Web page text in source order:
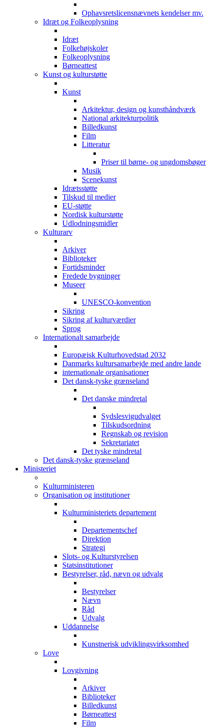
Ophavsretslicensnævnets kendelser mv.
Idræt og Folkeoplysning
Idræt
Folkehøjskoler
Folkeoplysning
Børneattest
Kunst og kulturstøtte
Kunst
Arkitektur, design og kunsthåndværk
National arkitekturpolitik
Billedkunst
Film
Litteratur
Priser til børne- og ungdomsbøger
Musik
Scenekunst
Idrætsstøtte
Tilskud til medier
EU-støtte
Nordisk kulturstøtte
Udlodningsmidler
Kulturarv
Arkiver
Biblioteker
Fortidsminder
Fredede bygninger
Museer
UNESCO-konvention
Sikring
Sikring af kulturværdier
Sprog
Internationalt samarbejde
Europæisk Kulturhovedstad 2032
Danmarks kultursamarbejde med andre lande
internationale organisationer
Det dansk-tyske grænseland
Det danske mindretal
Sydslesvigudvalget
Tilskudsordning
Regnskab og revision
Sekretariatet
Det tyske mindretal
Det dansk-tyske grænseland
Ministeriet
Kulturministeren
Organisation og institutioner
Kulturministeriets departement
Departementschef
Direktion
Strategi
Slots- og Kulturstyrelsen
Statsinstitutioner
Bestyrelser, råd, nævn og udvalg
Bestyrelser
Nævn
Råd
Udvalg
Uddannelse
Kunstnerisk udviklingsvirksomhed
Love
Lovgivning
Arkiver
Biblioteker
Billedkunst
Børneattest
Film